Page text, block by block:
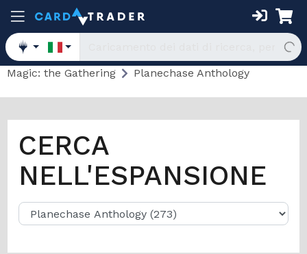
Magic: the Gathering Planechase Anthology
CERCA
NELL'ESPANSIONE